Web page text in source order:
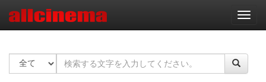
ナ
ビ
ー
ョ